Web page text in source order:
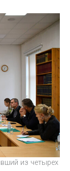
из четырех